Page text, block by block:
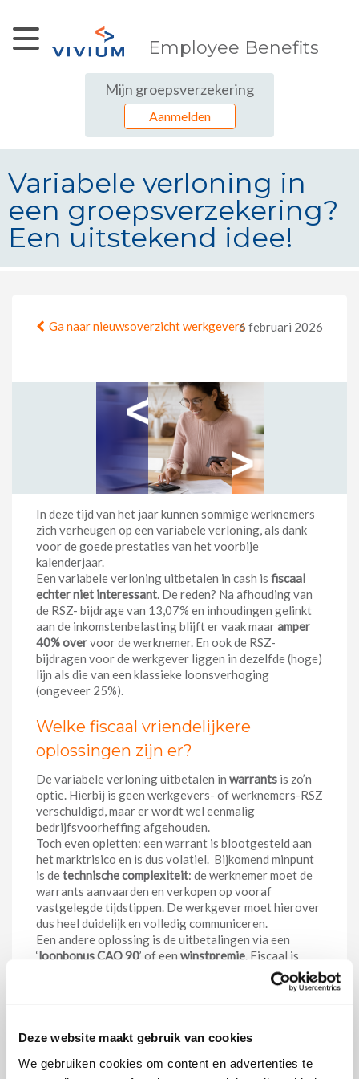
Deze website maakt gebruik van cookies
We gebruiken cookies om content en advertenties te
Employee Benefits
Mijn groepsverzekering
Aanmelden
Variabele verloning in
een groepsverzekering?
Een uitstekend idee!
Ga naar nieuwsoverzicht werkgevers6 februari 2026
In deze tijd van het jaar kunnen sommige werknemers
zich verheugen op een variabele verloning, als dank
voor de goede prestaties van het voorbije
kalenderjaar.
Een variabele verloning uitbetalen in cash is fiscaal
echter niet interessant. De reden? Na afhouding van
de RSZ- bijdrage van 13,07% en inhoudingen gelinkt
aan de inkomstenbelasting blijft er vaak maaramper
40% overvoor de werknemer. En ook de RSZ-
bijdragen voor de werkgever liggen in dezelfde (hoge)
lijn als die van een klassieke loonsverhoging
(ongeveer 25%).
Welke fiscaal vriendelijkere
oplossingen zijn er?
De variabele verloning uitbetalen in warrants is zo’n
optie. Hierbij is geen werkgevers- of werknemers-RSZ
verschuldigd, maar er wordt wel eenmalig
bedrijfsvoorheffing afgehouden.
Toch even opletten: een warrant is blootgesteld aan
het marktrisico en is dus volatiel. Bijkomend minpunt
is detechnische complexiteit: de werknemer moet de
warrants aanvaarden en verkopen op vooraf
vastgelegde tijdstippen. De werkgever moet hierover
dus heel duidelijk en volledig communiceren.
Een andere oplossing is de uitbetalingen via een
‘loonbonus CAO 90’ of een winstpremie. Fiscaal is
deze optie ook voordeliger, maar de bedragen die
toekomstgerichtén fiscaal
voordelig